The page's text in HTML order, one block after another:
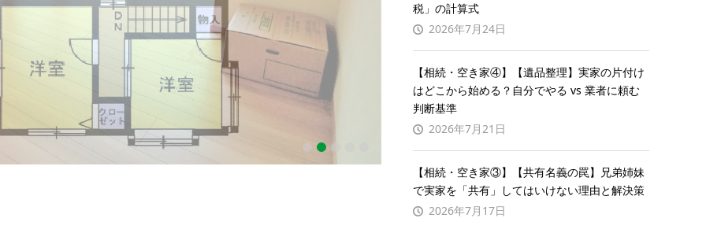
1 2 3 4
税」の計算式
2026年7月24日
【相続・空き家④】【遺品整理】実家の片付け
はどこから始める？自分でやる vs 業者に頼む
判断基準
2026年7月21日
【相続・空き家③】【共有名義の罠】兄弟姉妹
で実家を「共有」してはいけない理由と解決策
2026年7月17日